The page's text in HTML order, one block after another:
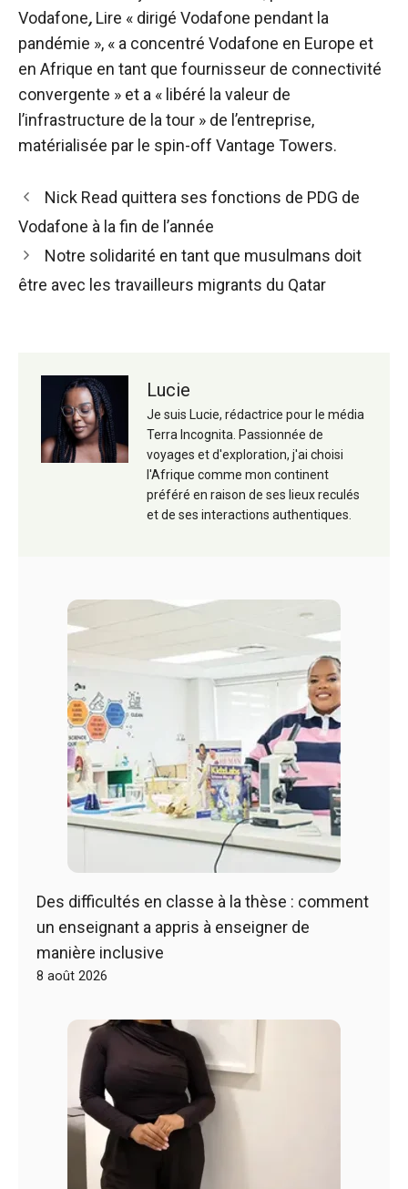
Vodafone, Lire « dirigé Vodafone pendant la
pandémie », « a concentré Vodafone en Europe et
en Afrique en tant que fournisseur de connectivité
convergente » et a « libéré la valeur de
l’infrastructure de la tour » de l’entreprise,
matérialisée par le spin-off Vantage Towers.
Navigation
des
Nick Read quittera ses fonctions de PDG de
Vodafone à la fin de l’année
Notre solidarité en tant que musulmans doit
être avec les travailleurs migrants du Qatar
Lucie
Je suis Lucie, rédactrice pour le média
Terra Incognita. Passionnée de
voyages et d'exploration, j'ai choisi
l'Afrique comme mon continent
préféré en raison de ses lieux reculés
et de ses interactions authentiques.
Des difficultés en classe à la thèse : comment
un enseignant a appris à enseigner de
manière inclusive
8 août 2026